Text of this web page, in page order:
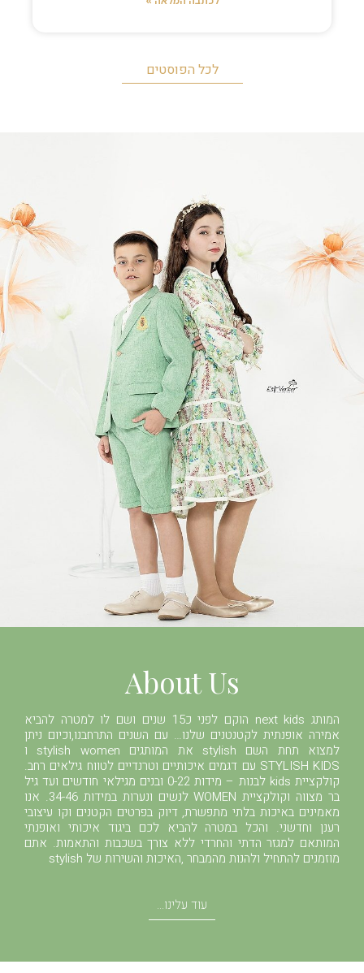
לכל הפוסטים
About Us
המותג next kids הוקם לפני כ15 שנים ושם לו למטרה להביא
אמירה אופנתית לקטנטנים שלנו… עם השנים התרחבנו,וכיום ניתן
למצוא תחת השם stylish את המותגים stylish women ו
STYLISH KIDS עם דגמים איכותיים וטרנדיים לטווח גילאים רחב.
קולקציית kids לבנות – מידות 0-22 ובנים מגילאי חודשים ועד גיל
בר מצווה וקולקציית WOMEN לנשים ונערות במידות 34-46. אנו
מאמינים באיכות בלתי מתפשרת, דיוק בפרטים הקטנים וקו עיצובי
רענן וחדשני. והכל במטרה להביא לכם ביגוד איכותי ואופנתי
המותאם למגזר הדתי והחרדי ללא צורך בשכבות והתאמות. אתם
מוזמנים להתחיל ולהנות מהמבחר ,האיכות והשירות של stylish
עוד עלינו...